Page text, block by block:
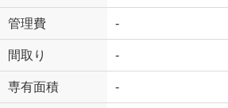
管理費 -
間取り -
専有面積 -